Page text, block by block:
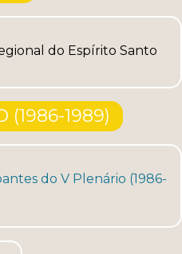
do Espírito Santo
(1986-1989)
do V Plenário (1986-